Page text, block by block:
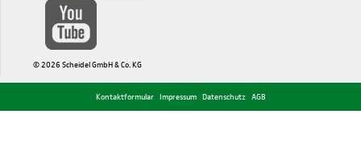
© 2026 Scheidel GmbH & Co. KG
Kontaktformular Impressum Datenschutz AGB